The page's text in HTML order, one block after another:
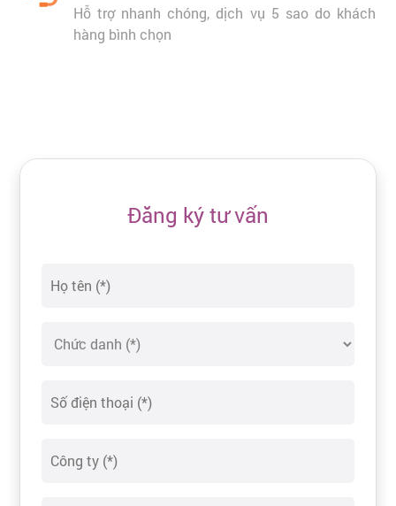
Hỗ trợ nhanh chóng, dịch vụ 5 sao do khách
hàng bình chọn
Đăng ký tư vấn